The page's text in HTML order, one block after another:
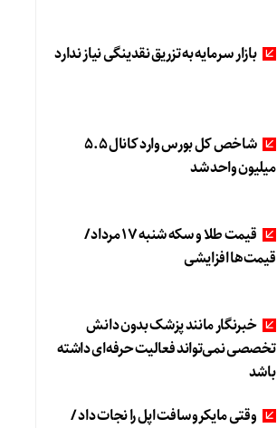
بازار سرمایه به تزریق نقدینگی نیاز ندارد
شاخص کل بورس وارد کانال 5.5
میلیون واحد شد
قیمت طلا و سکه شنبه 17 مرداد/
قیمت‌ها افزایشی
خبرنگار مانند پزشک بدون دانش
تخصصی نمی‌تواند فعالیت حرفه‌ای داشته
باشد
وقتی مایکروسافت اپل را نجات داد /